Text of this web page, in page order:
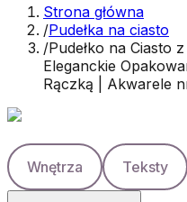
Strona główna
/Pudełka na ciasto
/Pudełko na Ciasto
Eleganckie
Rączką | Akwarele
Wnętrza Teksty